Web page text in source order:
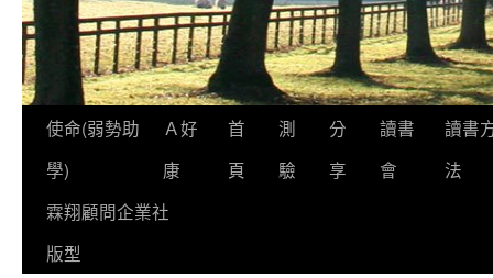
跳使命(弱勢助
學)
Ａ好
康
首
頁
測
驗
分
享
讀書
會
讀書
法
霖翔顧問企業社
版型